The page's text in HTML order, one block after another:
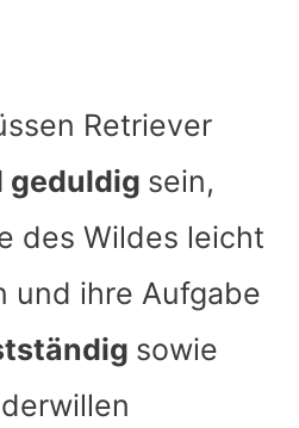
Retriever
geduldig sein,
des Wildes leicht
und ihre Aufgabe
sowie